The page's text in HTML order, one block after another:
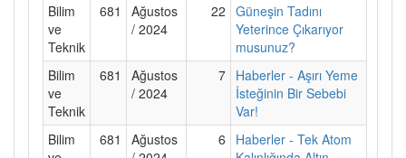
Bilim
ve
Teknik
681
Ağustos
/ 2024
22 Güneşin Tadını
Yeterince Çıkarıyor
musunuz?
Bilim
ve
Teknik
681
Ağustos
/ 2024
7 Haberler - Aşırı Yeme
İsteğinin Bir Sebebi
Var!
Bilim
681
Ağustos
6
Haberler - Tek Atom